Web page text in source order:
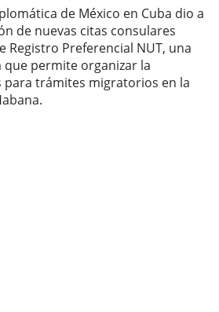
de México en Cuba dio a
de nuevas citas consulares
Registro Preferencial NUT, una
permite organizar la
trámites migratorios en la